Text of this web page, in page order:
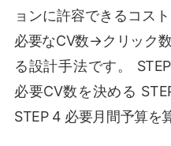
ョンに許容できるコス
必要なCV数→クリック
る設計手法です。
必要CV数を決める
STEP 4 必要月間予算を